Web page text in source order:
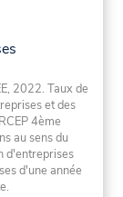
2022. Taux de
et des
4ème
au sens du
d'entreprises
d'une année